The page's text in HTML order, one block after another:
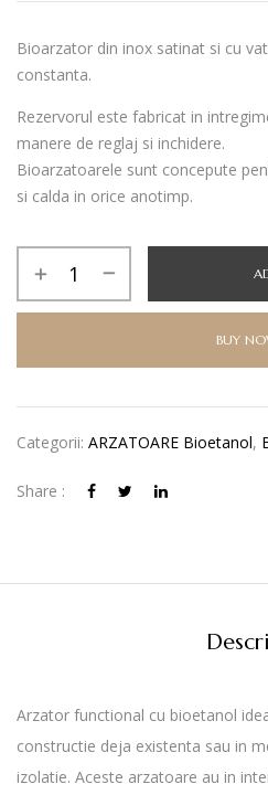
Bioarzator din inox satinat si cu
constanta.
Rezervorul este fabricat in
manere de reglaj si inchidere.
Bioarzatoarele sunt concepute
si calda in orice anotimp.
Arzator
bioetanol
BUY
Categorii: ARZATOARE Bioetanol,
Share :
Arzator functional cu bioetanol
constructie deja existenta sau in
izolatie. Aceste arzatoare au in